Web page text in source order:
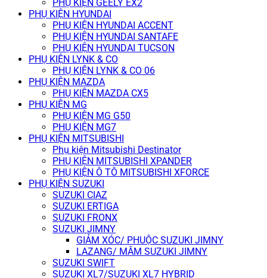
PHỤ KIỆN GEELY EX2
PHỤ KIỆN HYUNDAI
PHỤ KIỆN HYUNDAI ACCENT
PHỤ KIỆN HYUNDAI SANTAFE
PHỤ KIỆN HYUNDAI TUCSON
PHỤ KIỆN LYNK & CO
PHỤ KIỆN LYNK & CO 06
PHỤ KIỆN MAZDA
PHỤ KIỆN MAZDA CX5
PHỤ KIỆN MG
PHỤ KIỆN MG G50
PHỤ KIỆN MG7
PHỤ KIỆN MITSUBISHI
Phụ kiện Mitsubishi Destinator
PHỤ KIỆN MITSUBISHI XPANDER
PHỤ KIỆN Ô TÔ MITSUBISHI XFORCE
PHỤ KIỆN SUZUKI
SUZUKI CIAZ
SUZUKI ERTIGA
SUZUKI FRONX
SUZUKI JIMNY
GIẢM XÓC/ PHUỘC SUZUKI JIMNY
LAZANG/ MÂM SUZUKI JIMNY
SUZUKI SWIFT
SUZUKI XL7/SUZUKI XL7 HYBRID